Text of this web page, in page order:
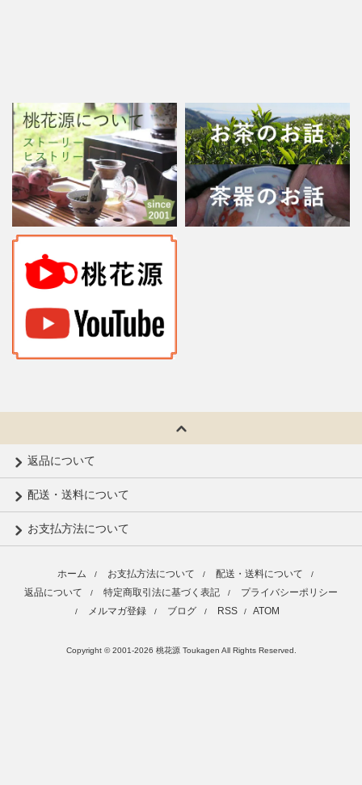
返品について
配送・送料について
お支払方法について
ホーム / お支払方法について / 配送・送料について /
返品について / 特定商取引法に基づく表記 / プライバシーポリシー
/ メルマガ登録 / ブログ / RSS / ATOM
Copyright © 2001-2026 桃花源 Toukagen All Rights Reserved.